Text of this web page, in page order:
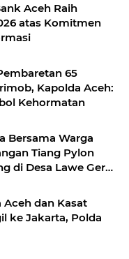
Aceh Raih
atas Komitmen
65
Kapolda Aceh:
Kehormatan
Bersama Warga
Tiang Pylon
di Desa Lawe Ger-
Aceh dan Kasat
ke Jakarta, Polda